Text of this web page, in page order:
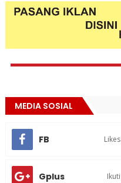
MEDIA SOSIAL
FB Likes
Gplus Ikuti